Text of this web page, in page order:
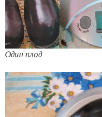
Один плод